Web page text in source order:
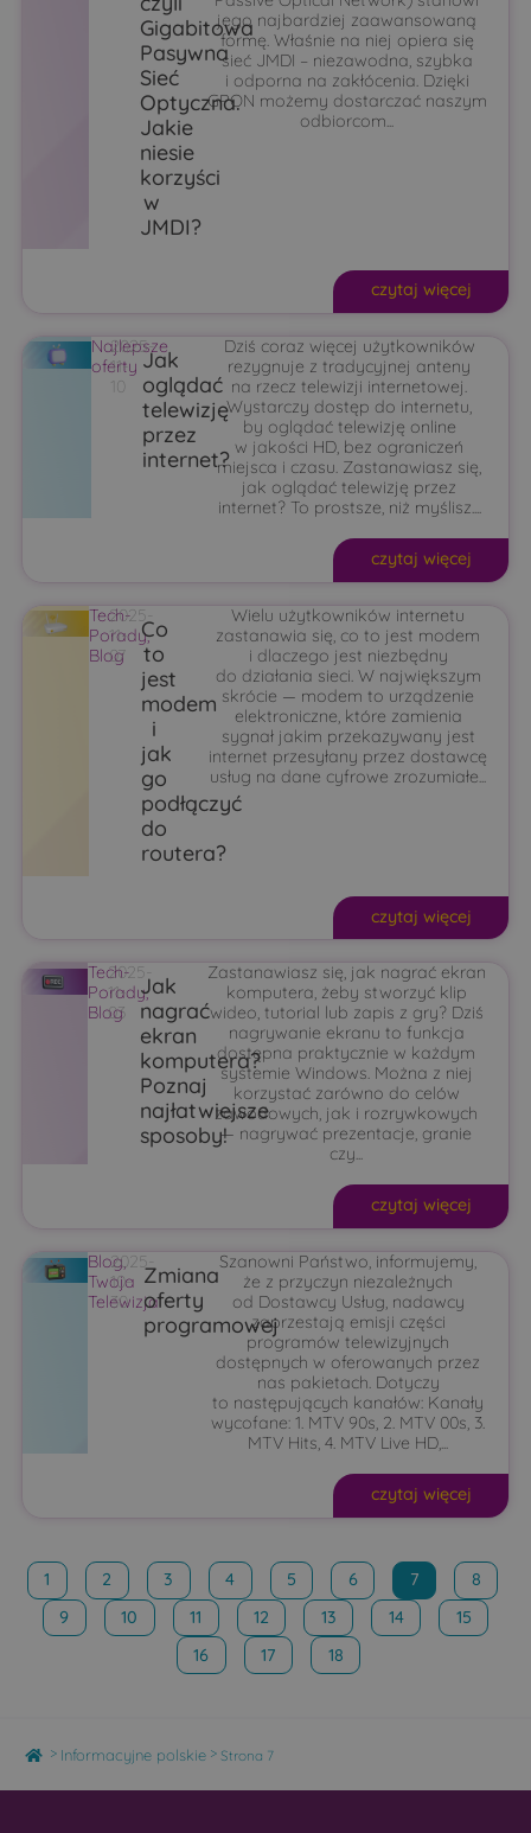
Gigabitowa
Pasywna
Sieć
Optyczna.
Jakie
niesie
korzyści
w
JMDI?
jego najbardziej zaawansowaną
formę. Właśnie na niej opiera się
sieć JMDI – niezawodna, szybka
i odporna na zakłócenia. Dzięki
GPON możemy dostarczać naszym
odbiorcom...
czytaj więcej
Najlepsze
oferty
2025-
11-
10
Jak
oglądać
telewizję
przez
internet?
Dziś coraz więcej użytkowników
rezygnuje z tradycyjnej anteny
na rzecz telewizji internetowej.
Wystarczy dostęp do internetu,
by oglądać telewizję online
w jakości HD, bez ograniczeń
miejsca i czasu. Zastanawiasz się,
jak oglądać telewizję przez
internet? To prostsze, niż myślisz....
czytaj więcej
Tech-
Porady,
Blog
2025-
11-
07
Co
to
jest
modem
i
jak
go
podłączyć
do
routera?
Wielu użytkowników internetu
zastanawia się, co to jest modem
i dlaczego jest niezbędny
do działania sieci. W największym
skrócie — modem to urządzenie
elektroniczne, które zamienia
sygnał jakim przekazywany jest
internet przesyłany przez dostawcę
usług na dane cyfrowe zrozumiałe...
czytaj więcej
Tech-
Porady,
Blog
2025-
11-
03
Jak
nagrać
ekran
komputera?
Poznaj
najłatwiejsze
sposoby!
Zastanawiasz się, jak nagrać ekran
komputera, żeby stworzyć klip
wideo, tutorial lub zapis z gry? Dziś
nagrywanie ekranu to funkcja
dostępna praktycznie w każdym
systemie Windows. Można z niej
korzystać zarówno do celów
zawodowych, jak i rozrywkowych
— nagrywać prezentacje, granie
czy...
czytaj więcej
Blog,
Twoja
Telewizja
2025-
10-
30
Zmiana
oferty
programowej
Szanowni Państwo, informujemy,
że z przyczyn niezależnych
od Dostawcy Usług, nadawcy
zaprzestają emisji części
programów telewizyjnych
dostępnych w oferowanych przez
nas pakietach. Dotyczy
to następujących kanałów: Kanały
wycofane: 1. MTV 90s, 2. MTV 00s, 3.
MTV Hits, 4. MTV Live HD,...
czytaj więcej
1 2 3 4 5 6 7
8
9
10 11 12 13 14
15
16
17 18
Home
> Informacyjne polskie> Strona 7